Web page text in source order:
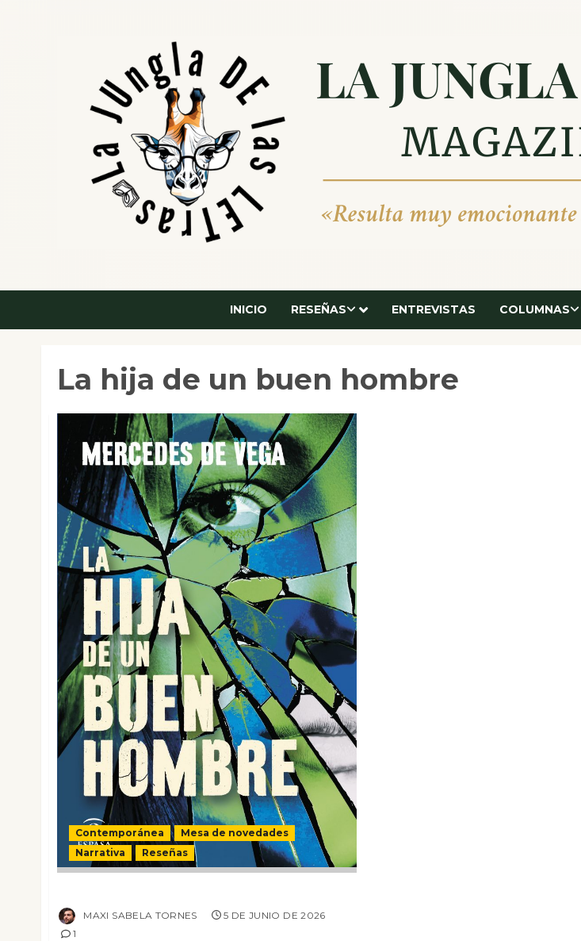
INICIO RESEÑAS ENTREVISTAS COLUMNAS
La hija de un buen hombre
Contemporánea
Mesa de novedades
Narrativa
Reseñas
MAXI SABELA TORNES
5 DE JUNIO DE 2026
1